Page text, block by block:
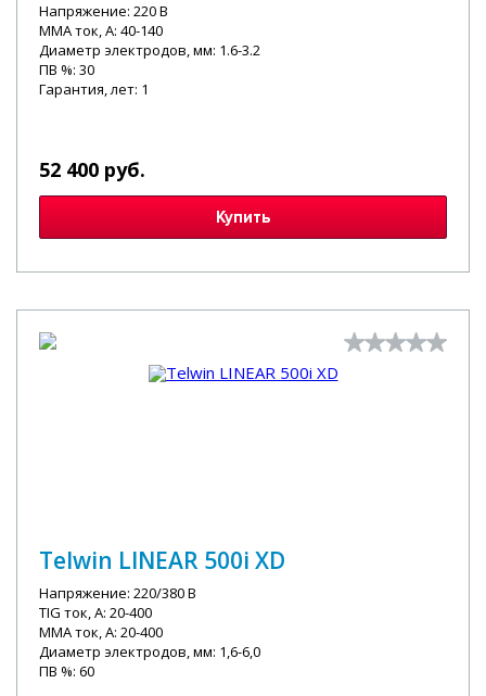
Напряжение: 220 В
MMA ток, А: 40-140
Диаметр электродов, мм: 1.6-3.2
ПВ %: 30
Гарантия, лет: 1
52 400 руб.
Купить
Telwin LINEAR 500i XD
Напряжение: 220/380 В
TIG ток, А: 20-400
MMA ток, А: 20-400
Диаметр электродов, мм: 1,6-6,0
ПВ %: 60